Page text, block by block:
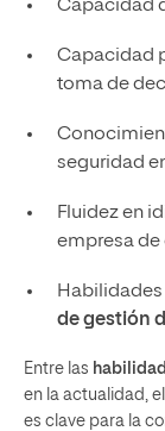
Capacidad
Capacidad
toma de
seguridad
Fluidez en
empresa de
de gestión
Entre las
en la actualidad,
es clave para la